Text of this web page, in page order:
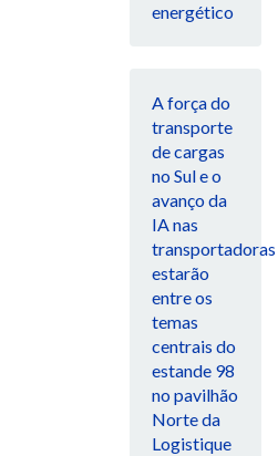
energético
A força do
transporte
de cargas
no Sul e o
avanço da
IA nas
transportadoras
estarão
entre os
temas
centrais do
estande 98
no pavilhão
Norte da
Logistique